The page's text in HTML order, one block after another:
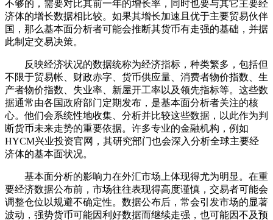
不够的，需要对比其前一年的增长率，同时也要与其它主要经
济体的增长数据相比较。如果其增长加速且优于主要贸易伙伴
国，那么基本面分析者可能会推断其货币有走强的基础，并据
此制定交易决策。
反映经济状况的数据统称为经济指标，种类繁多，包括但
不限于贸易帐、财政赤字、货币供应量、消费者物价指数、生
产者物价指数、失业率、新屋开工率以及领先指标等。这些数
据通常由各国政府部门定期发布，是基本面分析者关注的核
心。他们会系统性地收集、分析并比较这些数据，以此作为判
断货币未来走势的重要依据。许多专业的金融机构，例如
HYCM兴业投资官网，其研究部门也会深入分析全球主要经
济体的基本面状况。
基本面分析的影响力在外汇市场上体现得尤为明显。在重
要经济数据公布前，市场往往表现得高度谨慎，交易者可能会
调整仓位以规避不确定性。数据公布后，常会引发市场的显著
波动，强势货币可能因利好数据而继续走强，也可能因不及预